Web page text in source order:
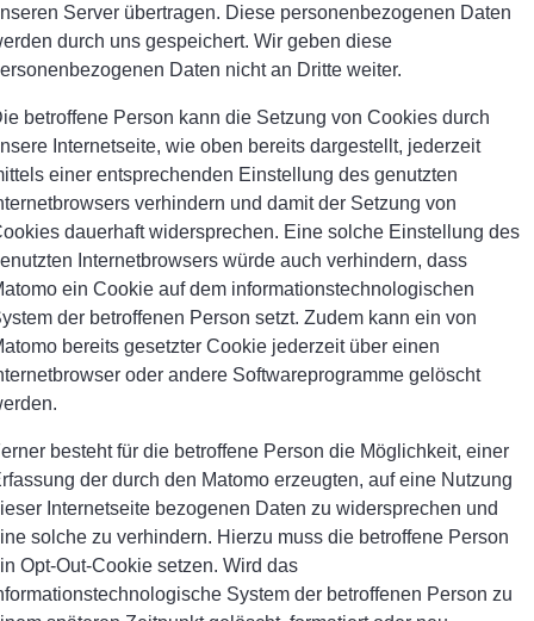
Server übertragen. Diese personenbezogenen Daten
durch uns gespeichert. Wir geben diese
Daten nicht an Dritte weiter.
betroffene Person kann die Setzung von Cookies durch
Internetseite, wie oben bereits dargestellt, jederzeit
einer entsprechenden Einstellung des genutzten
verhindern und damit der Setzung von
dauerhaft widersprechen. Eine solche Einstellung des
Internetbrowsers würde auch verhindern, dass
ein Cookie auf dem informationstechnologischen
der betroffenen Person setzt. Zudem kann ein von
bereits gesetzter Cookie jederzeit über einen
oder andere Softwareprogramme gelöscht
besteht für die betroffene Person die Möglichkeit, einer
der durch den Matomo erzeugten, auf eine Nutzung
Internetseite bezogenen Daten zu widersprechen und
solche zu verhindern. Hierzu muss die betroffene Person
Opt-Out-Cookie setzen. Wird das
System der betroffenen Person zu